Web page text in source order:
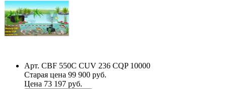
Арт. CBF 550С CUV 236 CQP 10000
Старая цена 99 900 руб.
Цена 73 197 руб.